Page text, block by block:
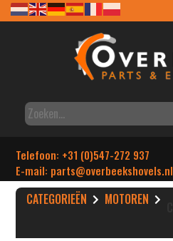
Telefoon: +31 (0)547-272 937
E-mail: parts@overbeekshovels.nl
CATEGORIEËN MOTOREN